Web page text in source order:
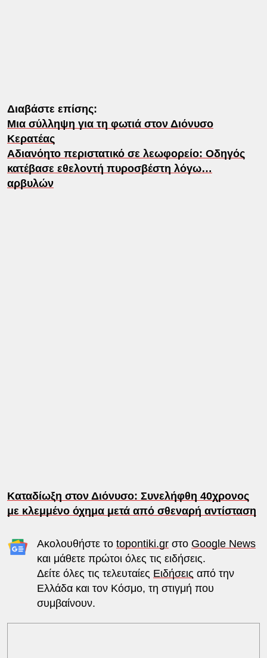
Διαβάστε επίσης:
Μια σύλληψη για τη φωτιά στον Διόνυσο
Κερατέας
Αδιανόητο περιστατικό σε λεωφορείο: Οδηγός
κατέβασε εθελοντή πυροσβέστη λόγω…
αρβυλών
Καταδίωξη στον Διόνυσο: Συνελήφθη 40χρονος
με κλεμμένο όχημα μετά από σθεναρή αντίσταση
Ακολουθήστε το topontiki.grστο Google News
και μάθετε πρώτοι όλες τις ειδήσεις.
Δείτε όλες τις τελευταίες Ειδήσεις από την
Ελλάδα και τον Κόσμο, τη στιγμή που
συμβαίνουν.